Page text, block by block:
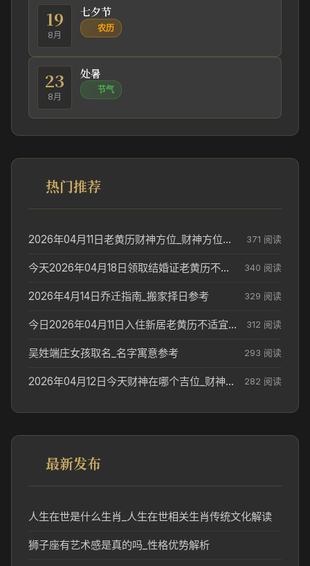
19
8月
七夕节
农历
23
8月
处暑
节气
热门推荐
2026年04月11日老黄历财神方位_财神方位与供奉讲究 371 阅读
今天2026年04月18日领取结婚证老黄历不适合吗_领证日期参考 340 阅读
2026年4月14日乔迁指南_搬家择日参考 329 阅读
今日2026年04月11日入住新居老黄历不适宜吗_搬家择日参考 312 阅读
吴姓端庄女孩取名_名字寓意参考 293 阅读
2026年04月12日今天财神在哪个吉位_财神方位参考 282 阅读
最新发布
人生在世是什么生肖_人生在世相关生肖传统文化解读
狮子座有艺术感是真的吗_性格优势解析